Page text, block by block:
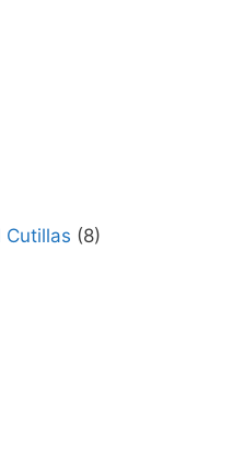
Cutillas (8)